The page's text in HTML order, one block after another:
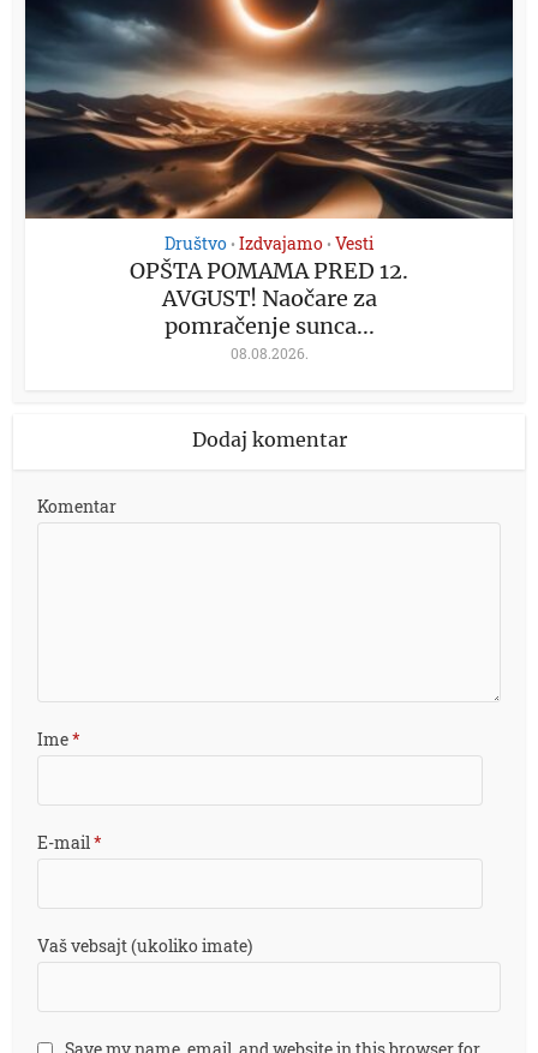
Društvo • Izdvajamo • Vesti
OPŠTA POMAMA PRED 12.
AVGUST! Naočare za
pomračenje sunca...
08.08.2026.
Dodaj komentar
Komentar
Ime*
E-mail*
Vaš vebsajt (ukoliko imate)